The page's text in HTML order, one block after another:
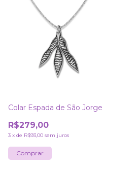
Colar Espada de São Jorge
R$279,00
3 x de R$93,00 sem juros